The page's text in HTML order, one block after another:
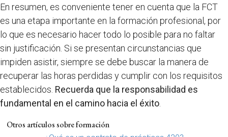
En resumen, es conveniente tener en cuenta que la FCT
es una etapa importante en la formación profesional, por
lo que es necesario hacer todo lo posible para no faltar
sin justificación. Si se presentan circunstancias que
impiden asistir, siempre se debe buscar la manera de
recuperar las horas perdidas y cumplir con los requisitos
establecidos. Recuerda que la responsabilidad es
fundamental en el camino hacia el éxito
Otros artículos sobre formación